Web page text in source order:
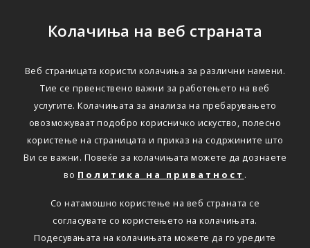
Колачиња на веб страната
Веб страницата користи колачиња за различни намени.
Тие се првенствено важни за работењето на веб
услугите. Колачињата за анализа на пребарувањето
овозможуваат подобро корисничко искуство, полесно
користење на страницата и приказ на содржините што
Ви се важни. Повеќе за колачињата можете да дознаете
во Политика на приватност .
Со натамошно користење на веб страната се
согласувате со користењето на колачињата.
Подесувањата на колачињата можете да го уредите